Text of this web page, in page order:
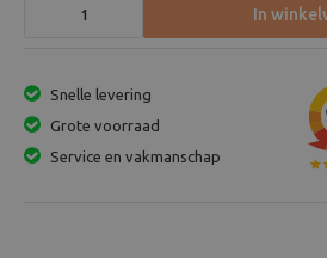
In
Snelle levering
Grote voorraad
Service en vakmanschap